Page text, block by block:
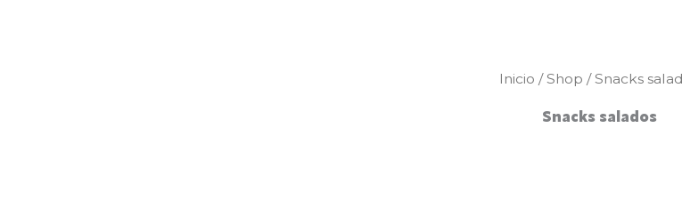
Inicio /Shop / Snacks
Snacks salados